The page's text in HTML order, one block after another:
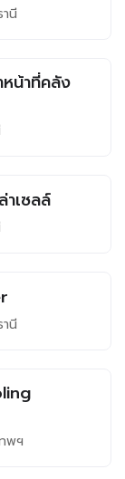
นี
หน้าที่คลัง
เซลล์
นี
พฯ